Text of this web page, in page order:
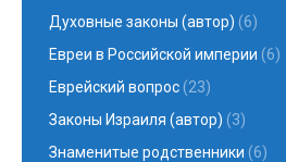
Духовные законы (автор) (6)
Евреи в Российской империи (6)
Еврейский вопрос (23)
Законы Израиля (автор) (3)
Знаменитые родственники (6)